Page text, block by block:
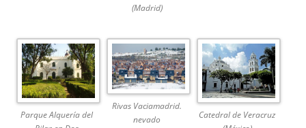
(Madrid)
Parque Alquería del
Rivas Vaciamadrid.
nevado
Catedral de Veracruz